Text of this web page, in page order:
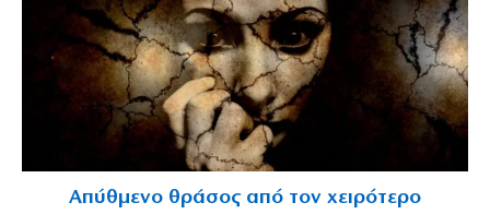
Απύθμενο θράσος από τον χειρότερο